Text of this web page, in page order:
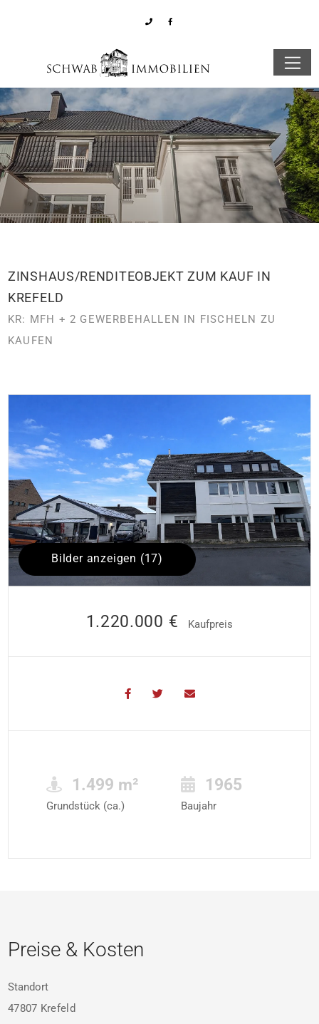
ZINSHAUS/RENDITEOBJEKT ZUM KAUF IN
KREFELD
KR: MFH + 2 GEWERBEHALLEN IN FISCHELN ZU
KAUFEN
Bilder anzeigen (17)
1.220.000 € Kaufpreis
1.499 m²
Grundstück (ca.)
1965
Baujahr
Preise & Kosten
Standort
47807 Krefeld